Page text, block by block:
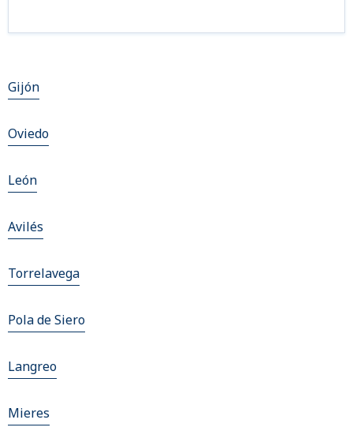
Gijón
Oviedo
León
Avilés
Torrelavega
Pola de Siero
Langreo
Mieres